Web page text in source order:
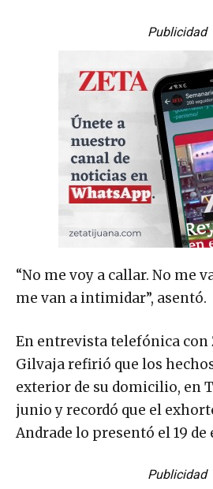
Publicidad
“No me voy a callar. No me
me van a intimidar”, asentó.
En entrevista telefónica con
Gilvaja refirió que los
exterior de su domicilio, en
junio y recordó que el
Andrade lo presentó el 19 de
Publicidad